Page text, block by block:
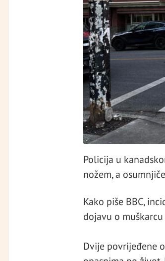
Policija u
nožem, a
Kako piše BBC,
dojavu o
Dvije povrijeđene